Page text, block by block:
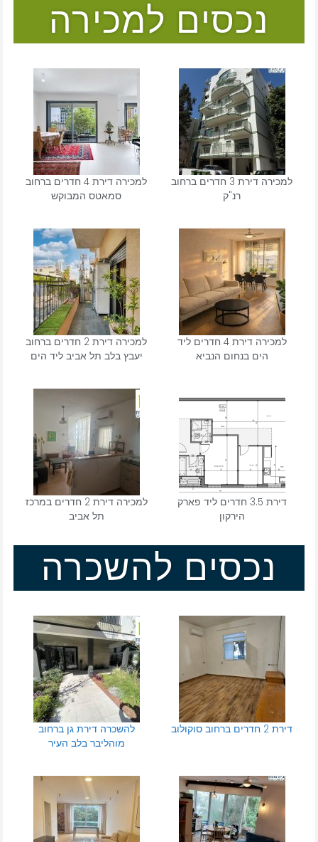
נכסים למכירה
למכירה דירת 3 חדרים ברחוב
רנ"ק
למכירה דירת 4 חדרים ברחוב
סמאטס המבוקש
למכירה דירת 4 חדרים ליד
הים בנחום הנביא
למכירה דירת 2 חדרים ברחוב
יעבץ בלב תל אביב ליד הים
דירת 3.5 חדרים ליד פארק
הירקון
למכירה דירת 2 חדרים במרכז
תל אביב
נכסים להשכרה
דירת 2 חדרים ברחוב סוקולוב
להשכרה דירת גן ברחוב
מוהליבר בלב העיר